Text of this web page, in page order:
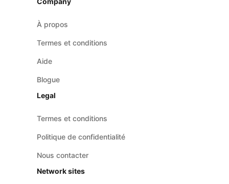
À propos
Termes et conditions
Aide
Blogue
Legal
Termes et conditions
Politique de confidentialité
Nous contacter
Network sites